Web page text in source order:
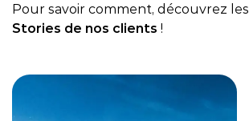
Pour savoir comment, découvrez les
Stories de nos clients !
CyberCité x Les Menuires